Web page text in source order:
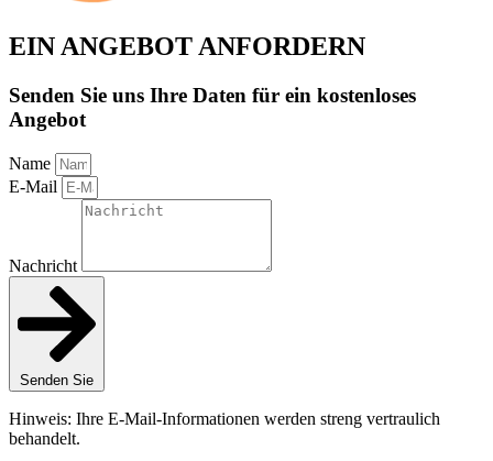
EIN ANGEBOT ANFORDERN
Senden Sie uns Ihre Daten für ein kostenloses
Angebot
Name
E-Mail
Nachricht
Senden Sie
Hinweis: Ihre E-Mail-Informationen werden streng vertraulich
behandelt.